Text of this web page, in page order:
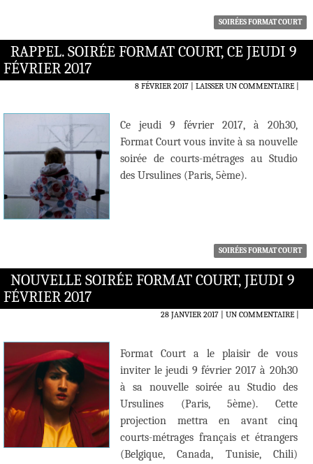
SOIRÉES FORMAT COURT
RAPPEL. SOIRÉE FORMAT COURT, CE JEUDI 9
FÉVRIER 2017
8 FÉVRIER 2017 LAISSER UN COMMENTAIRE|
Ce jeudi 9 février 2017, à 20h30,
Format Court vous invite à sa nouvelle
soirée de courts-métrages au Studio
des Ursulines (Paris, 5ème).
SOIRÉES FORMAT COURT
NOUVELLE SOIRÉE FORMAT COURT, JEUDI 9
FÉVRIER 2017
28 JANVIER 2017 UN COMMENTAIRE|
Format Court a le plaisir de vous
inviter le jeudi 9 février 2017 à 20h30
à sa nouvelle soirée au Studio des
Ursulines (Paris, 5ème). Cette
projection mettra en avant cinq
courts-métrages français et étrangers
(Belgique, Canada, Tunisie, Chili)